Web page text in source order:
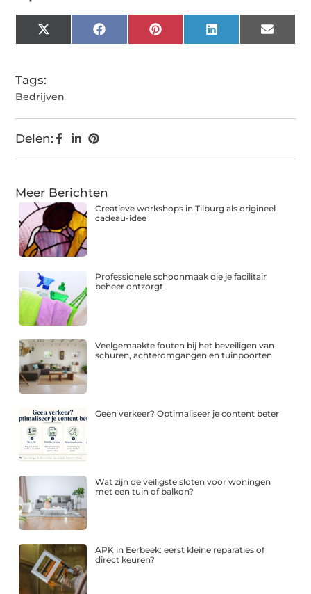
X
(Twitter)
FacebookPinterestLinkedIn Email
Tags:
Bedrijven
Delen:
Meer Berichten
Creatieve workshops in Tilburg als origineel
cadeau-idee
Professionele schoonmaak die je facilitair
beheer ontzorgt
Veelgemaakte fouten bij het beveiligen van
schuren, achteromgangen en tuinpoorten
Geen verkeer? Optimaliseer je content beter
Wat zijn de veiligste sloten voor woningen
met een tuin of balkon?
APK in Eerbeek: eerst kleine reparaties of
direct keuren?